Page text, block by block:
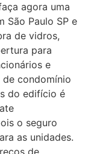
agora uma
São Paulo SP e
de vidros,
para
e
de condomínio
do edifício é
o seguro
as unidades.